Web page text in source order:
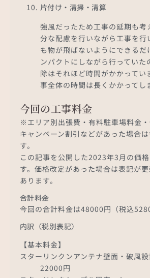
片付け・清掃・清算
強風だったため工事の延期も考
分な配慮を行いながら工事を行
も物が飛ばないようにできるだ
ンパクトにしながら行っていた
除はそれほど時間がかかってい
事全体の時間は長くかかってし
今回の工事料金
※エリア別出張費・有料駐車場料金・
キャンペーン割引などがあった場合
す。
この記事を公開した2023年3月の価
す。価格改定があった場合は表記が
あります。
合計料金
今回の合計料金は48000円（税込
内訳（税別表記）
【基本料金】
スターリンクンアンテナ壁面・破風設
22000円